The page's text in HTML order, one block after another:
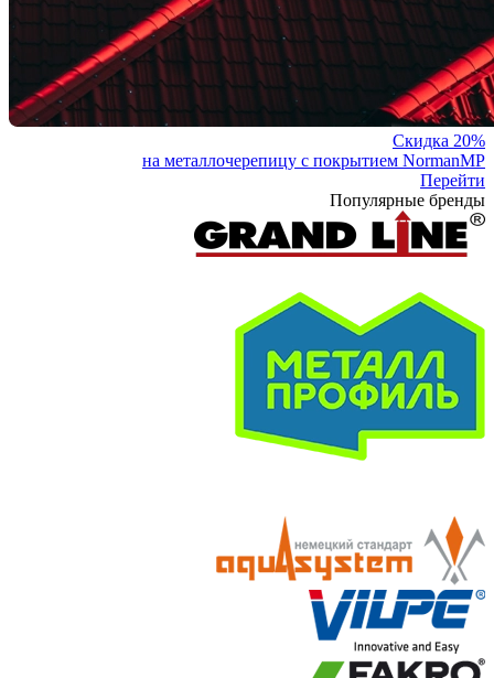
Скидка 20%
на металлочерепицу с покрытием NormanMP
Перейти
Популярные бренды